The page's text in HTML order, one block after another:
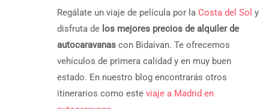
Regálate un viaje de película por la Costa del Sol y
disfruta de los mejores precios de alquiler de
autocaravanas con Bidaivan. Te ofrecemos
vehículos de primera calidad y en muy buen
estado. En nuestro blog encontrarás otros
itinerarios como este viaje a Madrid en